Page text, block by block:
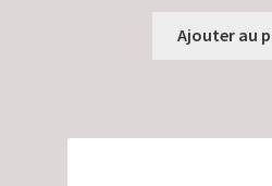
Ajouter au